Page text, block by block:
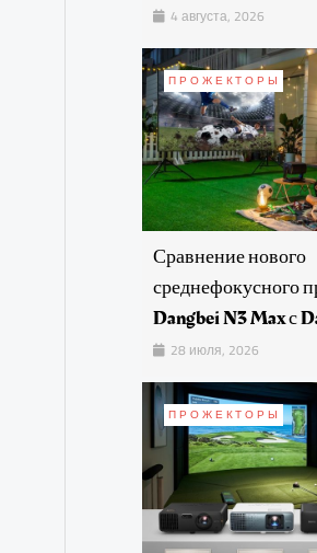
4 августа, 2026
ПРОЖЕКТОРЫ
Сравнение нового
среднефокусного
Dangbei N3 Max с
28 июля, 2026
ПРОЖЕКТОРЫ